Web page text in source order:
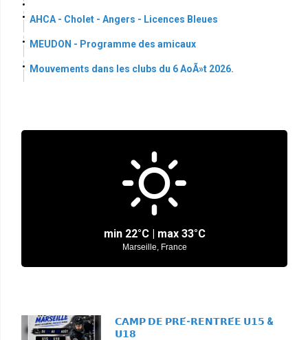
AHCA - Cholet - Angers - Licences Bleues
MEUDON - Programme des amicaux
Mouvements dans les clubs du 6 AoÃ»t 2026.
min 22°C | max 33°C
Marseille, France
𝗖𝗔𝗠𝗣 𝗗𝗘 𝗣𝗥𝗘́-𝗥𝗘𝗡𝗧𝗥𝗘́𝗘 𝗨𝟭𝟱 &
𝗨𝟭𝟴